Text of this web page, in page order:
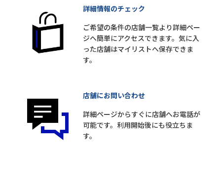
詳細情報のチェック
ご希望の条件の店舗一覧より詳細ペー
ジへ簡単にアクセスできます。気に入
った店舗はマイリストへ保存できま
す。
店舗にお問い合わせ
詳細ページからすぐに店舗へお電話が
可能です。利用開始後にも役立ちま
す。